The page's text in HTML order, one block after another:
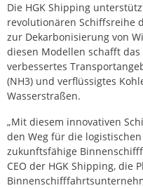
Die HGK Shipping
revolutionären Schiffsreihe
zur Dekarbonisierung von
diesen Modellen schafft
verbessertes
(NH3) und verflüssigtes
Wasserstraßen.
„Mit diesem innovativen
den Weg für die
zukunftsfähige
CEO der HGK Shipping, die